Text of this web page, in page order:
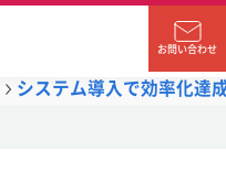
お問い合わせ
システム導入で効率化達